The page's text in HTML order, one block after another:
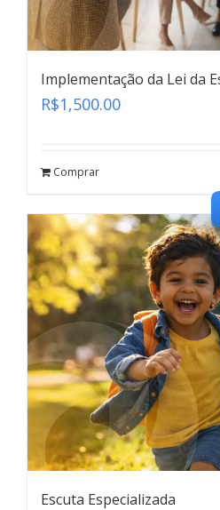
Implementação da Lei da
R$1,500.00
Comprar
Escuta Especializada
teste
Click